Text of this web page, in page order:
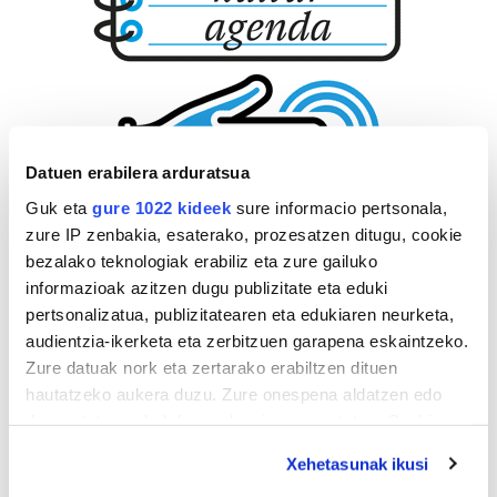
Datuen erabilera arduratsua
Guk eta gure 1022 kideek sure informacio pertsonala,
zure IP zenbakia, esaterako, prozesatzen ditugu, cookie
bezalako teknologiak erabiliz eta zure gailuko
informazioak azitzen dugu publizitate eta eduki
pertsonalizatua, publizitatearen eta edukiaren neurketa,
audientzia-ikerketa eta zerbitzuen garapena eskaintzeko.
Zure datuak nork eta zertarako erabiltzen dituen
hautatzeko aukera duzu. Zure onespena aldatzen edo
Xehetasunak ikusi